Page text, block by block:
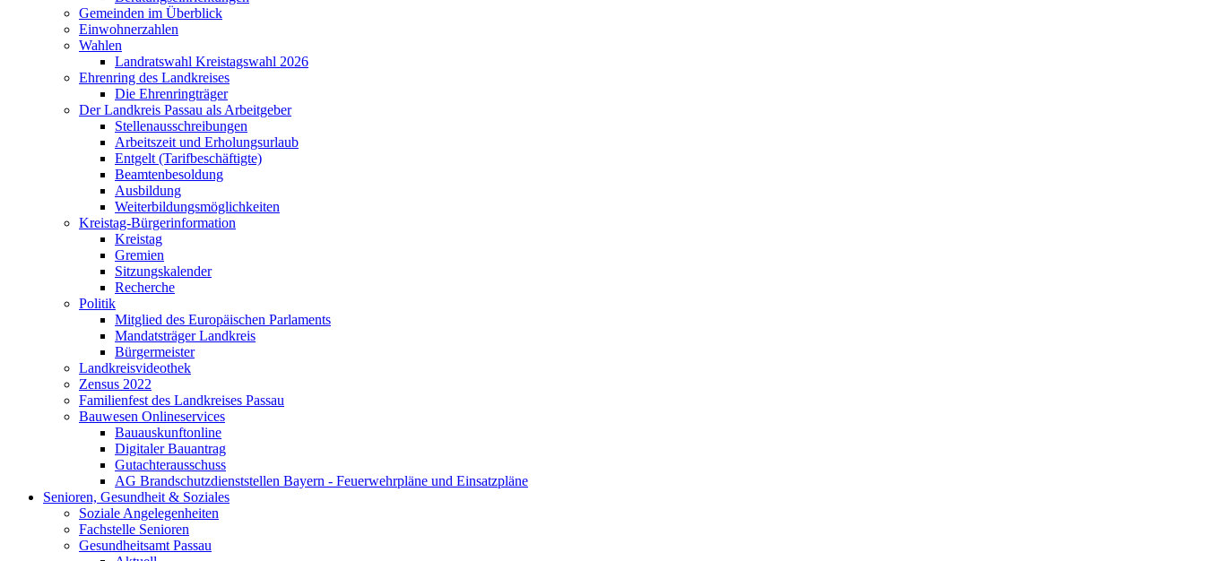
Gemeinden im Überblick
Einwohnerzahlen
Wahlen
Landratswahl Kreistagswahl 2026
Ehrenring des Landkreises
Die Ehrenringträger
Der Landkreis Passau als Arbeitgeber
Stellenausschreibungen
Arbeitszeit und Erholungsurlaub
Entgelt (Tarifbeschäftigte)
Beamtenbesoldung
Ausbildung
Weiterbildungsmöglichkeiten
Kreistag-Bürgerinformation
Kreistag
Gremien
Sitzungskalender
Recherche
Politik
Mitglied des Europäischen Parlaments
Mandatsträger Landkreis
Bürgermeister
Landkreisvideothek
Zensus 2022
Familienfest des Landkreises Passau
Bauwesen Onlineservices
Bauauskunftonline
Digitaler Bauantrag
Gutachterausschuss
AG Brandschutzdienststellen Bayern - Feuerwehrpläne und Einsatzpläne
Senioren, Gesundheit & Soziales
Soziale Angelegenheiten
Fachstelle Senioren
Gesundheitsamt Passau